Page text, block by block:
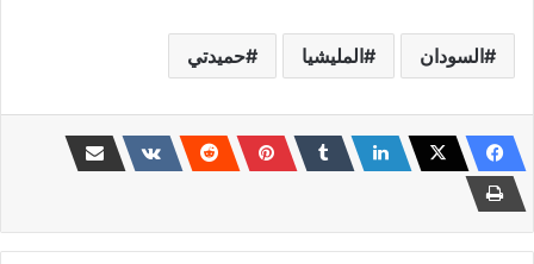
السودان المليشيا حميدتي